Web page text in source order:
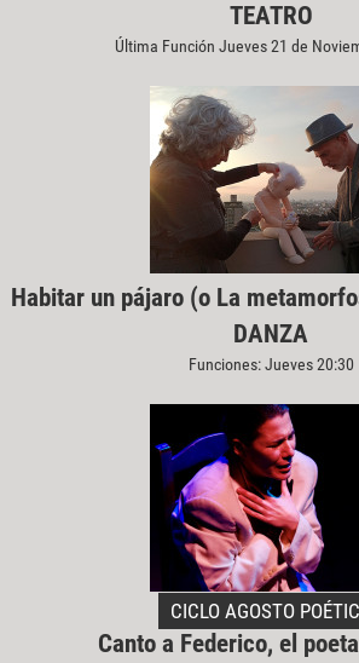
TEATRO
Última Función Jueves 21 de
Habitar un pájaro (o La
DANZA
Funciones: Jueves 20:30
CICLO AGOSTO
Canto a Federico, el